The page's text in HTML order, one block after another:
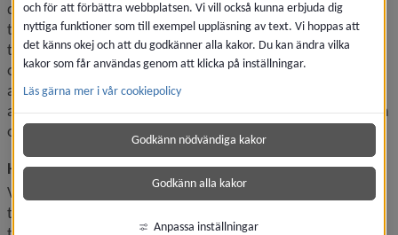
dokumentet beskriver hur appparna uppfyller lagen om
tillgänglighet till digital offentlig service, eventuella kända
tillgänglighetsproblem och hur du kan rapportera brister till
oss så att vi kan åtgärda dem. Vi strävar efter att våra
appar ska kunna uppfattas, hanteras och förstås av alla
användare, oavsett till exempel funktionsnedsättningar och
oberoende av vilka hjälpmedel de använder.
Hur tillgänglig är apparna?
Vi är medvetna om att delar av apparna inte är helt
tillgängliga. Se avsnittet "Teknisk information om apparnas
och för att förbättra webbplatsen. Vi vill också kunna erbjuda dig
nyttiga funktioner som till exempel uppläsning av text. Vi hoppas att
det känns okej och att du godkänner alla kakor. Du kan ändra vilka
kakor som får användas genom att klicka på inställningar.
Läs gärna mer i vår cookiepolicy
Godkänn nödvändiga kakor
Godkänn alla kakor
Anpassa inställningar